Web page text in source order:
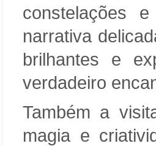
constelações
narrativa
brilhantes e
verdadeiro
Também a
magia e